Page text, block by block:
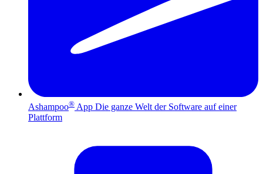
Ashampoo® App Die ganze Welt der Software auf einer
Plattform